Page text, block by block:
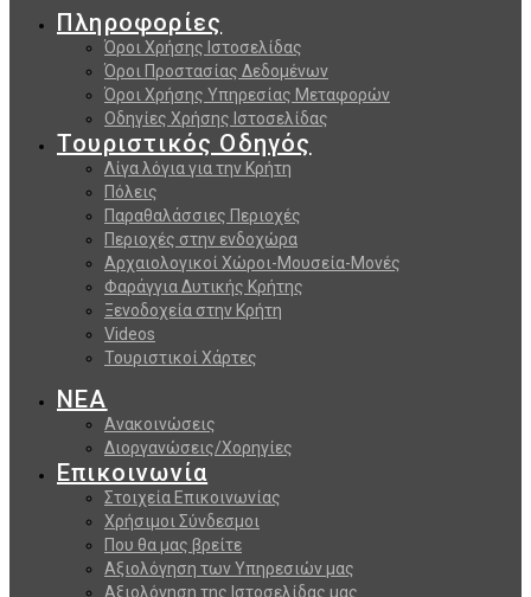
Πληροφορίες
Όροι Χρήσης Ιστοσελίδας
Όροι Προστασίας Δεδομένων
Όροι Χρήσης Υπηρεσίας Μεταφορών
Οδηγίες Χρήσης Ιστοσελίδας
Τουριστικός Οδηγός
Λίγα λόγια για την Κρήτη
Πόλεις
Παραθαλάσσιες Περιοχές
Περιοχές στην ενδοχώρα
Αρχαιολογικοί Χώροι-Μουσεία-Μονές
Φαράγγια Δυτικής Κρήτης
Ξενοδοχεία στην Κρήτη
Videos
Τουριστικοί Χάρτες
ΝΕΑ
Ανακοινώσεις
Διοργανώσεις/Χορηγίες
Επικοινωνία
Στοιχεία Επικοινωνίας
Χρήσιμοι Σύνδεσμοι
Που θα μας βρείτε
Αξιολόγηση των Υπηρεσιών μας
Αξιολόγηση της Ιστοσελίδας μας